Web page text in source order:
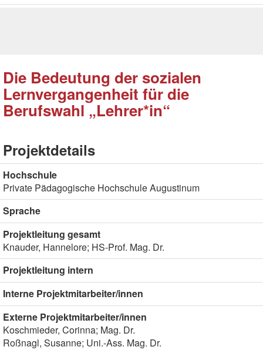
Die Bedeutung der sozialen
Lernvergangenheit für die
Berufswahl „Lehrer*in“
Projektdetails
Hochschule
Private Pädagogische Hochschule Augustinum
Sprache
Projektleitung gesamt
Knauder, Hannelore; HS-Prof. Mag. Dr.
Projektleitung intern
Interne Projektmitarbeiter/innen
Externe Projektmitarbeiter/innen
Koschmieder, Corinna; Mag. Dr.
Roßnagl, Susanne; Uni.-Ass. Mag. Dr.